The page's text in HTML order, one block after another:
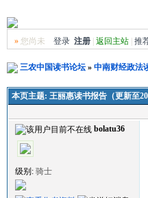
»您尚未 登录 注册| 返回主站| 推
三农中国读书论坛» 中南财经政法
本页主题: 王丽惠读书报告（更新至
bolatu36
级别: 骑士